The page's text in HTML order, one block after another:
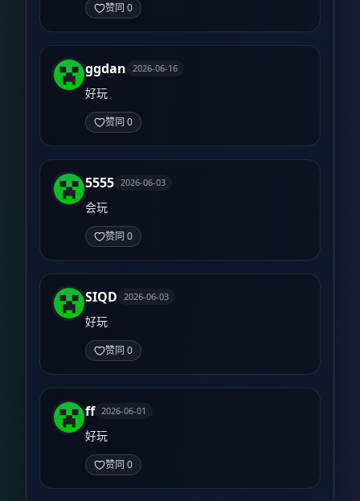
赞同 0
ggdan 2026-06-16
好玩
赞同 0
5555 2026-06-03
会玩
赞同 0
SIQD 2026-06-03
好玩
赞同 0
ff 2026-06-01
好玩
赞同 0